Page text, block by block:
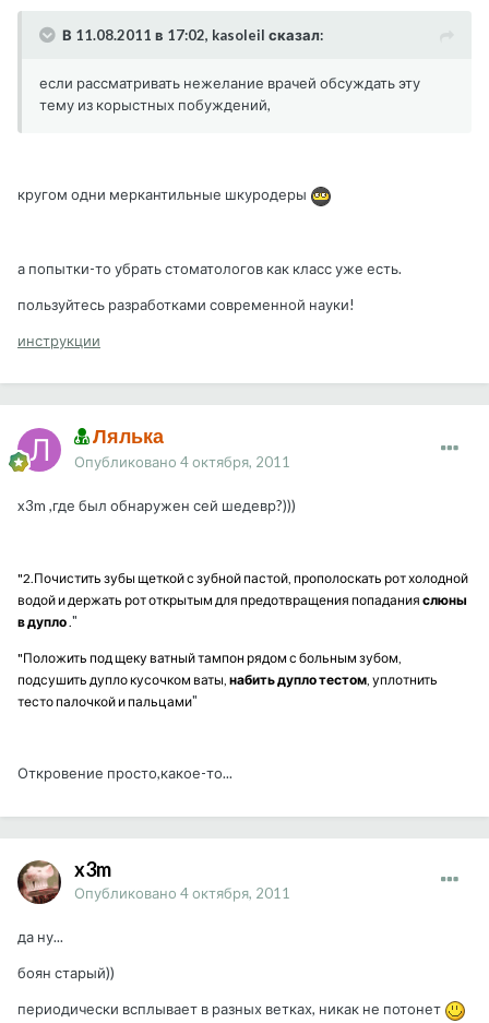
В 11.08.2011 в 17:02, kasoleil сказал:
если рассматривать нежелание врачей обсуждать эту
тему из корыстных побуждений,
кругом одни меркантильные шкуродеры
а попытки-то убрать стоматологов как класс уже есть.
пользуйтесь разработками современной науки!
инструкции
Лялька
Опубликовано 4 октября, 2011
x3m ,где был обнаружен сей шедевр?)))
"2.Почистить зубы щеткой с зубной пастой, прополоскать рот холодной
водой и держать рот открытым для предотвращения попадания слюны
в дупло."
"Положить под щеку ватныйтампон рядом с больным зубом,
подсушить дупло кусочком ваты, набить дупло тестом, уплотнить
тесто палочкой и пальцами"
Откровение просто,какое-то...
x3m
Опубликовано 4 октября, 2011
да ну...
боян старый))
периодически всплывает в разных ветках, никак не потонет